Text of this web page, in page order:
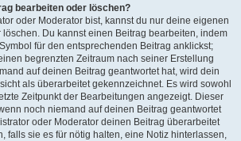
bearbeiten oder löschen?
oder Moderator bist, kannst du nur deine eigenen
Du kannst einen Beitrag bearbeiten, indem
für den entsprechenden Beitrag anklickst;
begrenzten Zeitraum nach seiner Erstellung
auf deinen Beitrag geantwortet hat, wird dein
als überarbeitet gekennzeichnet. Es wird sowohl
Zeitpunkt der Bearbeitungen angezeigt. Dieser
noch niemand auf deinen Beitrag geantwortet
oder Moderator deinen Beitrag überarbeitet
falls sie es für nötig halten, eine Notiz hinterlassen,